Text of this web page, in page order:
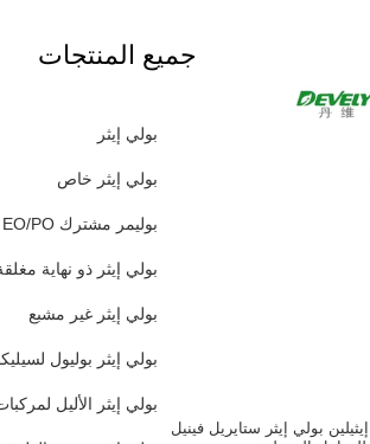
جميع المنتجات
بولي إيثر
بولي إيثر خاص
بوليمر مشترك EO/PO
بولي إيثر ذو نهاية
بولي إيثر غير مشبع
بولي إيثر بوليول
بولي إيثر الأليل
بولي إيثر ستايريل فينيل